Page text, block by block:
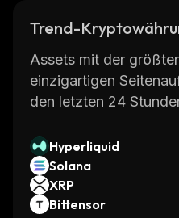
Trend-
Assets mit der
einzigartigen
den letzten 24
Hyperliquid
Solana
XRP
Bittensor